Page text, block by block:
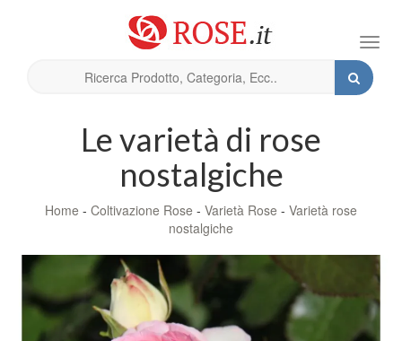
Le varietà di rose
nostalgiche
Home - Coltivazione Rose - Varietà Rose - Varietà rose
nostalgiche